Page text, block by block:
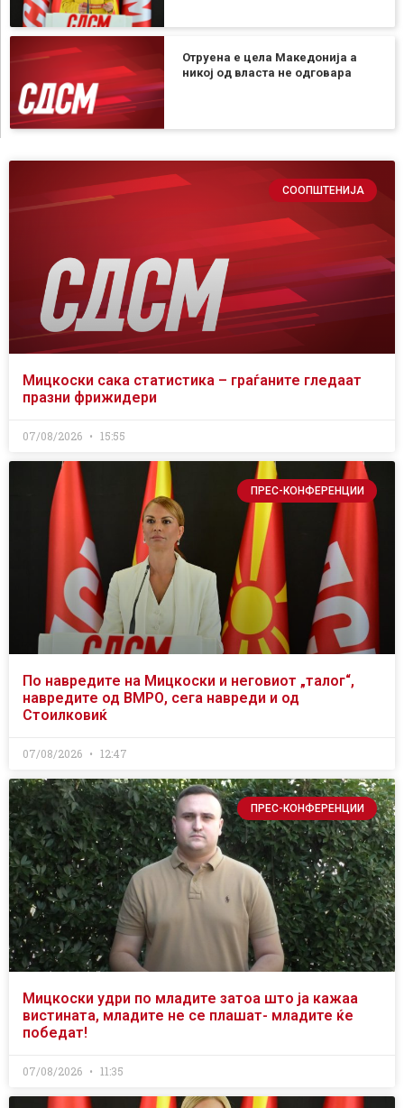
Отруена е цела Македонија а
никој од власта не одговара
СООПШТЕНИЈА
Мицкоски сака статистика – граѓаните гледаат
празни фрижидери
07/08/2026 15:55
ПРЕС-КОНФЕРЕНЦИИ
По навредите на Мицкоски и неговиот „талог“,
навредите од ВМРО, сега навреди и од
Стоилковиќ
07/08/2026 12:47
ПРЕС-КОНФЕРЕНЦИИ
Мицкоски удри по младите затоа што ја кажаа
вистината, младите не се плашат- младите ќе
победат!
07/08/2026 11:35